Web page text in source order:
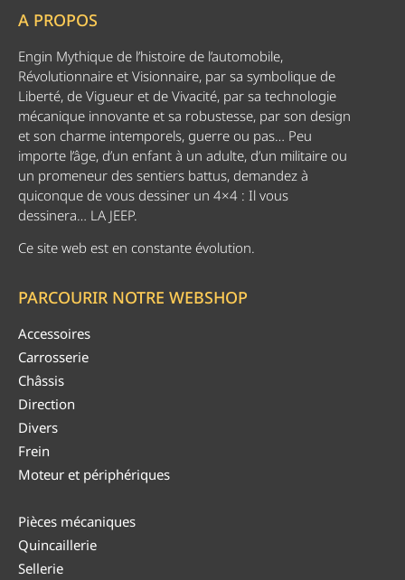
A PROPOS
Engin Mythique de l’histoire de l’automobile,
Révolutionnaire et Visionnaire, par sa symbolique de
Liberté, de Vigueur et de Vivacité, par sa technologie
mécanique innovante et sa robustesse, par son design
et son charme intemporels, guerre ou pas… Peu
importe l’âge, d’un enfant à un adulte, d’un militaire ou
un promeneur des sentiers battus, demandez à
quiconque de vous dessiner un 4×4 : Il vous
dessinera… LA JEEP.
Ce site web est en constante évolution.
PARCOURIR NOTRE WEBSHOP
Accessoires
Carrosserie
Châssis
Direction
Divers
Frein
Moteur et périphériques
Pièces mécaniques
Quincaillerie
Sellerie